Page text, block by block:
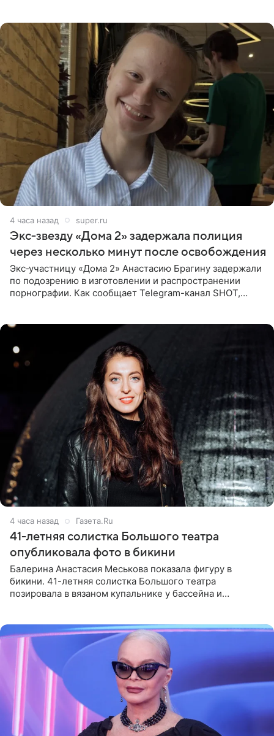
4 часа назад super.ru
Экс‑звезду «Дома 2» задержала полиция
через несколько минут после освобождения
Экс‑участницу «Дома 2» Анастасию Брагину задержали
по подозрению в изготовлении и распространении
порнографии. Как сообщает Telegram-канал SHOT,
4 часа назад Газета.Ru
41-летняя солистка Большого театра
опубликовала фото в бикини
Балерина Анастасия Меськова показала фигуру в
бикини. 41-летняя солистка Большого театра
позировала в вязаном купальнике у бассейна и